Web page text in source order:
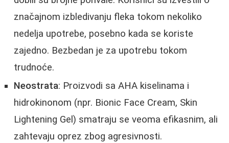
značajnom izbledivanju fleka tokom nekoliko
nedelja upotrebe, posebno kada se koriste
zajedno. Bezbedan je za upotrebu tokom
trudnoće.
Neostrata: Proizvodi sa AHA kiselinama i
hidrokinonom (npr. Bionic Face Cream, Skin
Lightening Gel) smatraju se veoma efikasnim, ali
zahtevaju oprez zbog agresivnosti.